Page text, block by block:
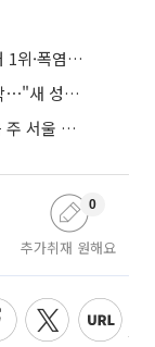
'40도 폭염' 뉴노멀 되나…올해 열대야 역대 1위·폭염일수 평년 3배 넘어
오세훈표 야간경제 '한강 밤핑' 다음 달 시작⋯"새 성장동력 만들 것"
'이중 고기압' 영향에 펄펄 끓는 주말…다음 주 서울 포함 서쪽이 더 덥다
추가취재 원해요
0